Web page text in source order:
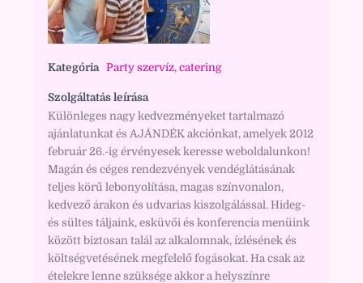
Kategória Party szervíz, catering
Szolgáltatás leírása
Különleges nagy kedvezményeket tartalmazó
ajánlatunkat és AJÁNDÉK akciónkat, amelyek 2012
február 26.-ig érvényesek keresse weboldalunkon!
Magán és céges rendezvények vendéglátásának
teljes körű lebonyolítása, magas színvonalon,
kedvező árakon és udvarias kiszolgálással. Hideg-
és sültes táljaink, esküvői és konferencia menüink
között biztosan talál az alkalomnak, ízlésének és
költségvetésének megfelelő fogásokat. Ha csak az
ételekre lenne szüksége akkor a helyszínre